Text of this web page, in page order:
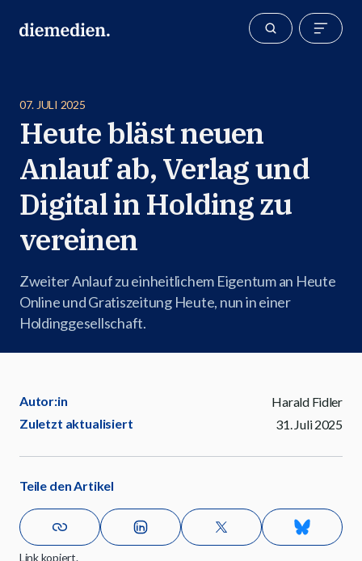
07. JULI 2025
Heute bläst neuen
Anlauf ab, Verlag und
Digital in Holding zu
vereinen
Zweiter Anlauf zu einheitlichem Eigentum an Heute
Online und Gratiszeitung Heute, nun in einer
Holdinggesellschaft.
Autor:in
Harald Fidler
Zuletzt aktualisiert
31. Juli 2025
Teile den Artikel
Link kopiert.